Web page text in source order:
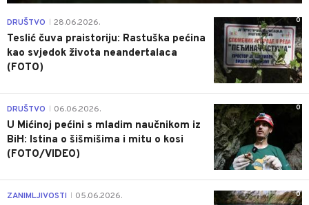
0
DRUŠTVO 28.06.2026.
Teslić čuva praistoriju: Rastuška pećina
kao svjedok života neandertalaca
(FOTO)
0
DRUŠTVO 06.06.2026.
U Mićinoj pećini s mladim naučnikom iz
BiH: Istina o šišmišima i mitu o kosi
(FOTO/VIDEO)
0
ZANIMLJIVOSTI 05.06.2026.